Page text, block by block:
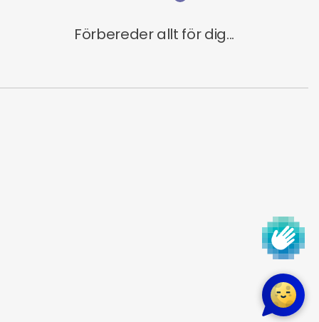
Förbereder allt för dig...